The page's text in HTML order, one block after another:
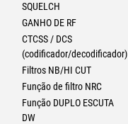
SQUELCH
GANHO DE RF
CTCSS / DCS
(codificador/decodificador)
Filtros NB/HI CUT
Função de filtro NRC
Função DUPLO ESCUTA
DW